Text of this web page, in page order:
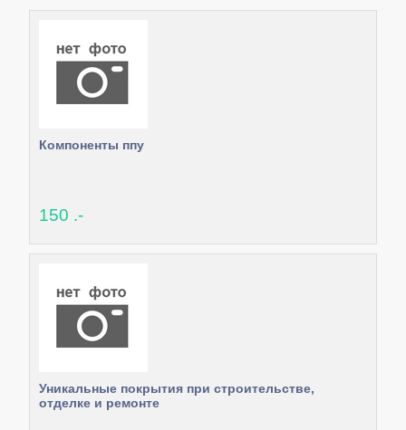
Компоненты ппу
150 .-
Уникальные покрытия при строительстве,
отделке и ремонте